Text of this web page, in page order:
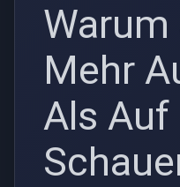
Warum
Mehr
Als Auf